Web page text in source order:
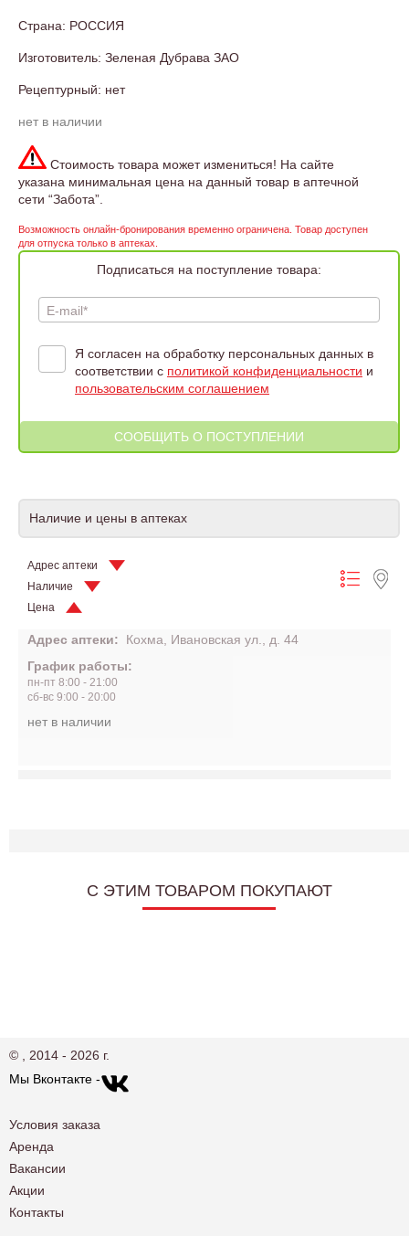
Страна: РОССИЯ
Изготовитель: Зеленая Дубрава ЗАО
Рецептурный: нет
нет в наличии
Стоимость товара может измениться! На сайте
указана минимальная цена на данный товар в аптечной
сети “Забота”.
Возможность онлайн-бронирования временно ограничена. Товар доступен
для отпуска только в аптеках.
Подписаться на поступление товара:
E-mail*
Я согласен на обработку персональных данных в
соответствии с политикой конфиденциальности и
пользовательским соглашением
Наличие и цены в аптеках
Адрес аптеки
Наличие
Цена
Адрес аптеки:
Кохма, Ивановская ул., д. 44
График работы:
пн-пт 8:00 - 21:00
сб-вс 9:00 - 20:00
нет в наличии
C ЭТИМ ТОВАРОМ ПОКУПАЮТ
© , 2014 - 2026 г.
Мы Вконтакте -
Условия заказа
Аренда
Вакансии
Акции
Контакты